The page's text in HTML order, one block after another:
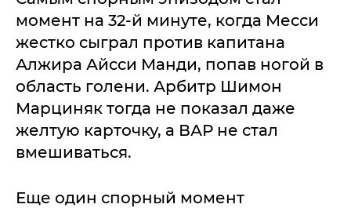
момент на 32-й минуте, когда Месси
жестко сыграл против капитана
Алжира Айсси Манди, попав ногой в
область голени. Арбитр Шимон
Марциняк тогда не показал даже
желтую карточку, а ВАР не стал
вмешиваться.
Еще один спорный момент